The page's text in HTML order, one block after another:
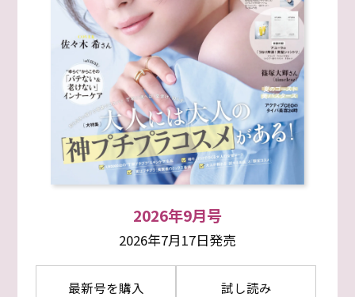
2026年9月号
2026年7月17日発売
最新号を購入 試し読み